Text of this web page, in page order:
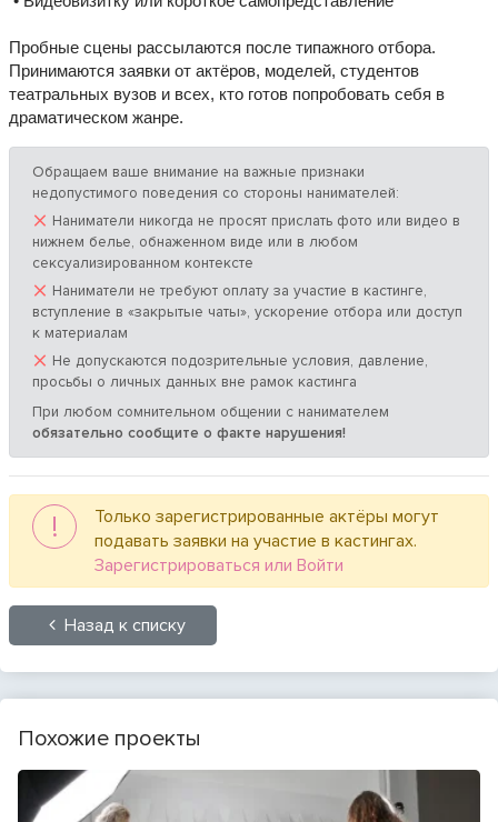
Пробные сцены рассылаются после типажного отбора.
Принимаются заявки от актёров, моделей, студентов
театральных вузов и всех, кто готов попробовать себя в
драматическом жанре.
Обращаем ваше внимание на важные признаки
недопустимого поведения со стороны нанимателей:
× Наниматели никогда не просят прислать фото или видео в
нижнем белье, обнаженном виде или в любом
сексуализированном контексте
× Наниматели не требуют оплату за участие в кастинге,
вступление в «закрытые чаты», ускорение отбора или доступ
к материалам
× Не допускаются подозрительные условия, давление,
просьбы о личных данных вне рамок кастинга
При любом сомнительном общении с нанимателем
обязательно сообщите о факте нарушения!
!
Только зарегистрированные актёры могут
подавать заявки на участие в кастингах.
Зарегистрироваться или Войти
Назад к списку
Похожие проекты